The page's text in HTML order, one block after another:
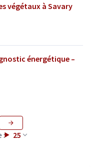
végétaux à Savary
énergétique –
: 25